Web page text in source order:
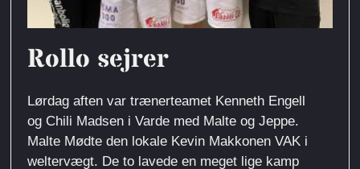
Rollo sejrer
Lørdag aften var trænerteamet Kenneth Engell
og Chili Madsen i Varde med Malte og Jeppe.
Malte Mødte den lokale Kevin Makkonen VAK i
weltervægt. De to lavede en meget lige kamp